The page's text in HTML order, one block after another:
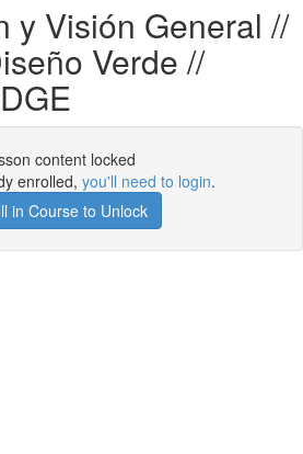
y Visión General //
Verde //
content locked
enrolled, you'll need to login.
in Course to Unlock